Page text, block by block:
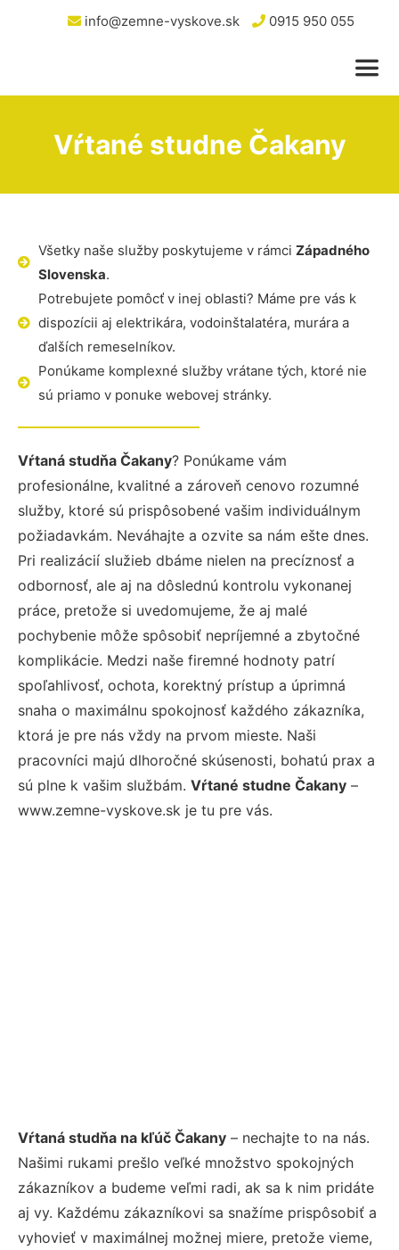
info@zemne-vyskove.sk 0915 950 055
Vŕtané studne Čakany
Všetky naše služby poskytujeme v rámci Západného
Slovenska.
Potrebujete pomôcť v inej oblasti? Máme pre vás k
dispozícii aj elektrikára, vodoinštalatéra, murára a
ďalších remeselníkov.
Ponúkame komplexné služby vrátane tých, ktoré nie
sú priamo v ponuke webovej stránky.
Vŕtaná studňa Čakany? Ponúkame vám
profesionálne, kvalitné a zároveň cenovo rozumné
služby, ktoré sú prispôsobené vašim individuálnym
požiadavkám. Neváhajte a ozvite sa nám ešte dnes.
Pri realizácií služieb dbáme nielen na precíznosť a
odbornosť, ale aj na dôslednú kontrolu vykonanej
práce, pretože si uvedomujeme, že aj malé
pochybenie môže spôsobiť nepríjemné a zbytočné
komplikácie. Medzi naše firemné hodnoty patrí
spoľahlivosť, ochota, korektný prístup a úprimná
snaha o maximálnu spokojnosť každého zákazníka,
ktorá je pre nás vždy na prvom mieste. Naši
pracovníci majú dlhoročné skúsenosti, bohatú prax a
sú plne k vašim službám. Vŕtané studne Čakany –
www.zemne-vyskove.sk je tu pre vás.
Vŕtaná studňa na kľúč Čakany – nechajte to na nás.
Našimi rukami prešlo veľké množstvo spokojných
zákazníkov a budeme veľmi radi, ak sa k nim pridáte
aj vy. Každému zákazníkovi sa snažíme prispôsobiť a
vyhovieť v maximálnej možnej miere, pretože vieme,